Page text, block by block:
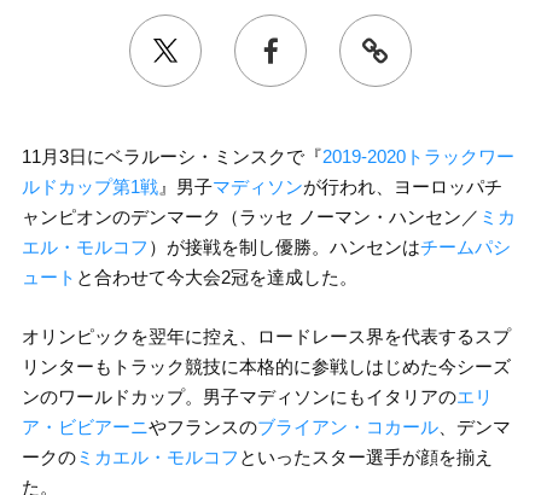
11月3日にベラルーシ・ミンスクで『2019-2020トラックワー
ルドカップ第1戦』男子マディソンが行われ、ヨーロッパチ
ャンピオンのデンマーク（ラッセ ノーマン・ハンセン／ ミカ
エル・モルコフ ）が接戦を制し優勝。ハンセンはチームパシ
ュート と合わせて今大会2冠を達成した。
オリンピックを翌年に控え、ロードレース界を代表するスプ
リンターもトラック競技に本格的に参戦しはじめた今シーズ
ンのワールドカップ。男子マディソンにもイタリアのエリ
ア・ビビアーニやフランスのブライアン・コカール、デンマ
ークのミカエル・モルコフ といったスター選手が顔を揃え
た。